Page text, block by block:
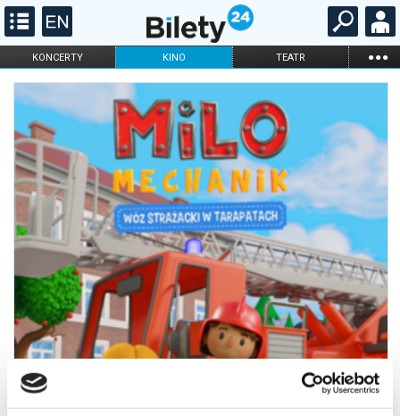
KONCERTY KINO TEATR ...
FILHARMONIA OPERA I BALET
DLA DZIECI
ONLINE KARNETY